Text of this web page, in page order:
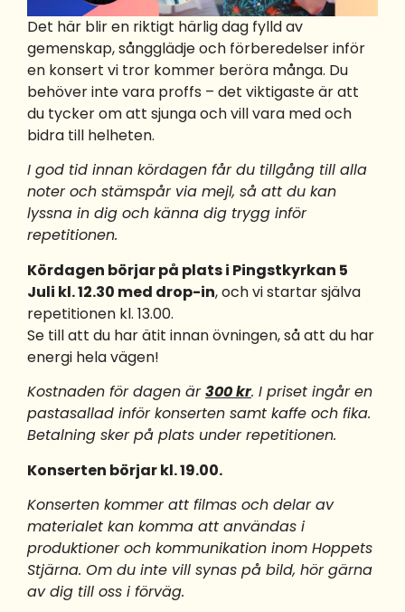
Det här blir en riktigt härlig dag fylld av
gemenskap, sångglädje och förberedelser inför
en konsert vi tror kommer beröra många. Du
behöver inte vara proffs – det viktigaste är att
du tycker om att sjunga och vill vara med och
bidra till helheten.
I god tid innan kördagen får du tillgång till alla
noter och stämspår via mejl, så att du kan
lyssna in dig och känna dig trygg inför
repetitionen.
Kördagen börjar på plats i Pingstkyrkan 5
Juli kl. 12.30 med drop-in, och vi startar själva
repetitionen kl. 13.00.
Se till att du har ätit innan övningen, så att du har
energi hela vägen!
Kostnaden för dagen är300 kr. I priset ingår en
pastasallad inför konserten samt kaffe och fika.
Betalning sker på plats under repetitionen.
Konserten börjar kl. 19.00.
Konserten kommer att filmas och delar av
materialet kan komma att användas i
produktioner och kommunikation inom Hoppets
Stjärna. Om du inte vill synas på bild, hör gärna
av dig till oss i förväg.